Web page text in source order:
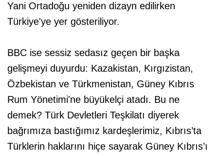
Yani Ortadoğu yeniden dizayn edilirken
Türkiye'ye yer gösteriliyor.
BBC ise sessiz sedasız geçen bir başka
gelişmeyi duyurdu: Kazakistan, Kırgızistan,
Özbekistan ve Türkmenistan, Güney Kıbrıs
Rum Yönetimi'ne büyükelçi atadı. Bu ne
demek? Türk Devletleri Teşkilatı diyerek
bağrımıza bastığımız kardeşlerimiz, Kıbrıs’ta
Türklerin haklarını hiçe sayarak Güney Kıbrıs’ı